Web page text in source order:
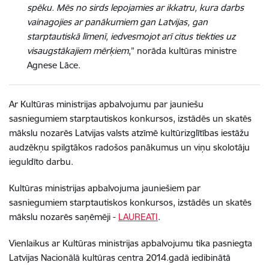
spēku. Mēs no sirds lepojamies ar ikkatru, kura darbs
vainagojies ar panākumiem gan Latvijas, gan
starptautiskā līmenī, iedvesmojot arī citus tiekties uz
visaugstākajiem mērķiem,” norāda kultūras ministre
Agnese Lāce.
Ar Kultūras ministrijas apbalvojumu par jauniešu
sasniegumiem starptautiskos konkursos, izstādēs un skatēs
mākslu nozarēs Latvijas valsts atzīmē kultūrizglītības iestāžu
audzēkņu spilgtākos radošos panākumus un viņu skolotāju
ieguldīto darbu.
Kultūras ministrijas apbalvojuma jauniešiem par
sasniegumiem starptautiskos konkursos, izstādēs un skatēs
mākslu nozarēs saņēmēji - LAUREATI.
Vienlaikus ar Kultūras ministrijas apbalvojumu tika pasniegta
Latvijas Nacionālā kultūras centra 2014.gadā iedibinātā